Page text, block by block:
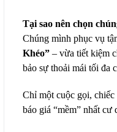
Tại sao nên chọn
Chúng mình phục vụ
Khéo” – vừa tiết kiệm
bảo sự thoải mái tối đa
Chỉ một cuộc gọi,
báo giá “mềm” nhất cư